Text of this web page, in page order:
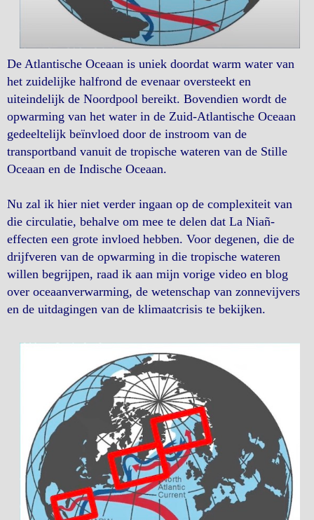
De Atlantische Oceaan is uniek doordat warm water van
het zuidelijke halfrond de evenaar oversteekt en
uiteindelijk de Noordpool bereikt. Bovendien wordt de
opwarming van het water in de Zuid-Atlantische Oceaan
gedeeltelijk beïnvloed door de instroom van de
transportband vanuit de tropische wateren van de Stille
Oceaan en de Indische Oceaan.
Nu zal ik hier niet verder ingaan op de complexiteit van
die circulatie, behalve om mee te delen dat La Niañ-
effecten een grote invloed hebben. Voor degenen, die de
drijfveren van de opwarming in die tropische wateren
willen begrijpen, raad ik aan mijn vorige video en blog
over oceaanverwarming, de wetenschap van zonnevijvers
en de uitdagingen van de klimaatcrisis te bekijken.